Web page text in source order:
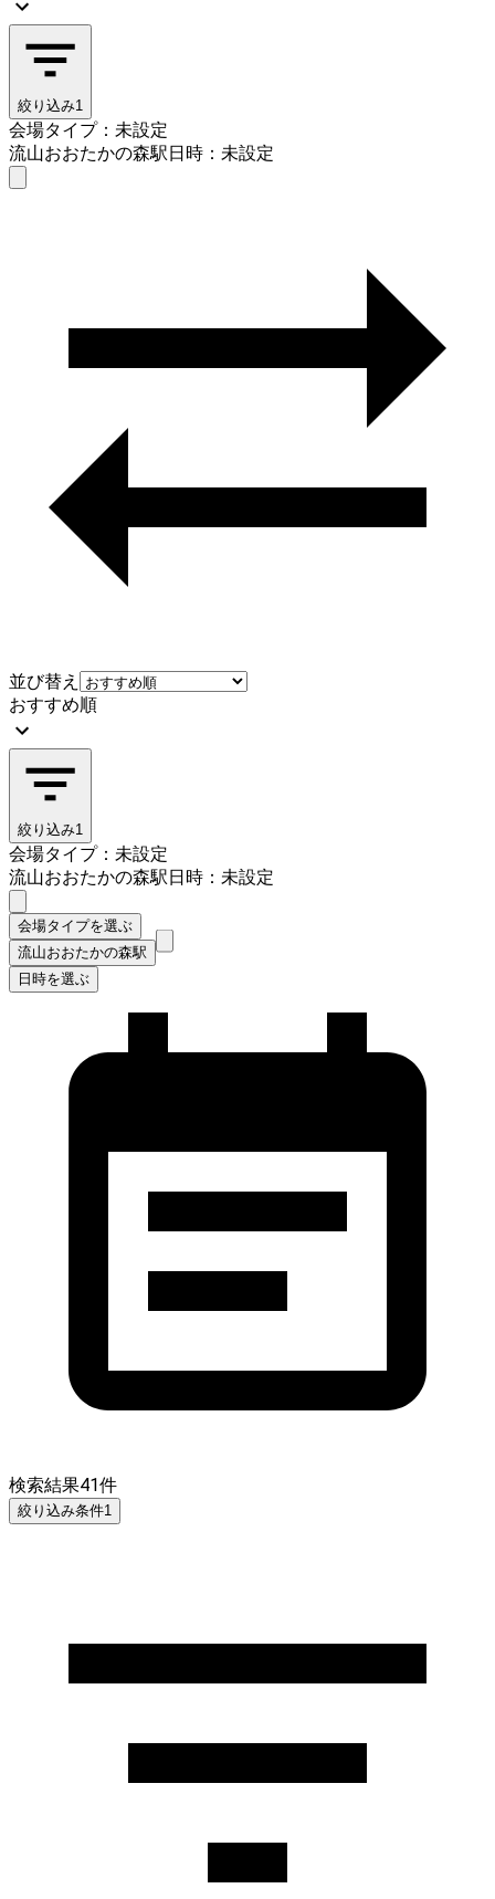
絞り込み1
会場タイプ：未設定
流山おおたかの森駅日時：未設定
並び替え
おすすめ順
絞り込み1
会場タイプ：未設定
流山おおたかの森駅日時：未設定
会場タイプを選ぶ
流山おおたかの森駅
日時を選ぶ
検索結果41件
絞り込み条件1